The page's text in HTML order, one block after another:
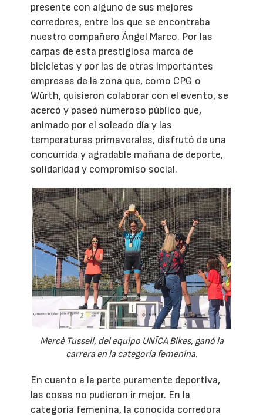
presente con alguno de sus mejores
corredores, entre los que se encontraba
nuestro compañero Ángel Marco. Por las
carpas de esta prestigiosa marca de
bicicletas y por las de otras importantes
empresas de la zona que, como CPG o
Würth, quisieron colaborar con el evento, se
acercó y paseó numeroso público que,
animado por el soleado día y las
temperaturas primaverales, disfrutó de una
concurrida y agradable mañana de deporte,
solidaridad y compromiso social.
Mercè Tussell, del equipo UNÎCA Bikes, ganó la
carrera en la categoría femenina.
En cuanto a la parte puramente deportiva,
las cosas no pudieron ir mejor. En la
categoría femenina, la conocida corredora